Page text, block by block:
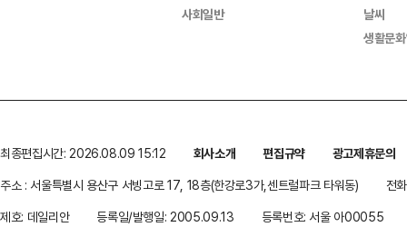
사회일반
날씨
생활문
최종편집시간: 2026.08.09 15:12 회사소개 편집규약
광고제휴문의
주소 : 서울특별시 용산구 서빙고로 17, 18층(한강로3가,센트럴파크 타워동)
전
제호: 데일리안
등록일/발행일: 2005.09.13 등록번호: 서울 아00055